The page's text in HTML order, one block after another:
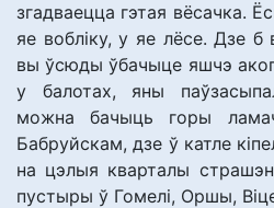
згадваецца гэтая вёсачка.
яе вобліку, у яе лёсе. Дзе б
вы ўсюды ўбачыце яшчэ
у балотах, яны
можна бачыць горы
Бабруйскам, дзе ў катле
на цэлыя кварталы
пустыры ў Гомелі, Оршы,